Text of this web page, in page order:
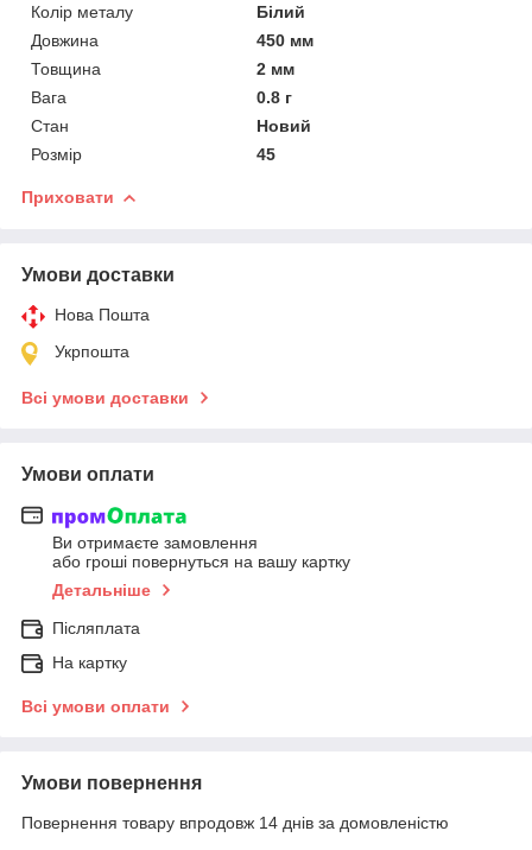
Колір металу
Білий
Довжина
450 мм
Товщина
2 мм
Вага
0.8 г
Стан
Новий
Розмір
45
Приховати
Умови доставки
Нова Пошта
Укрпошта
Всі умови доставки
Умови оплати
Ви отримаєте замовлення
або гроші повернуться на вашу картку
Детальніше
Післяплата
На картку
Всі умови оплати
Умови повернення
Повернення товару впродовж 14 днів за домовленістю